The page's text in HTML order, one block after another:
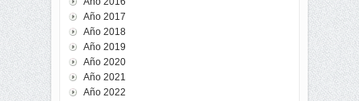
Año 2017
Año 2018
Año 2019
Año 2020
Año 2021
Año 2022